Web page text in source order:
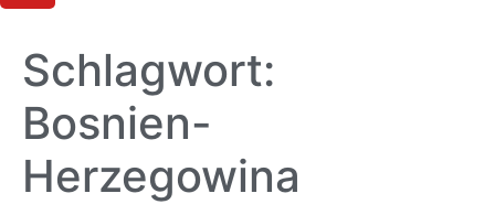
Schlagwort:
Bosnien-
Herzegowina